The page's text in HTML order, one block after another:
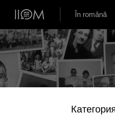
Институт
În română